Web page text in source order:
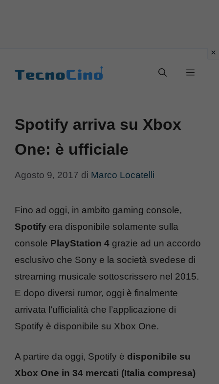
Menu
Spotify arriva su Xbox
One: è ufficiale
Agosto 9, 2017 di Marco Locatelli
Fino ad oggi, in ambito gaming console,
Spotify era disponibile solamente sulla
console PlayStation 4 grazie ad un accordo
esclusivo che Sony e la società svedese di
streaming musicale sottoscrissero nel 2015.
E dopo diversi rumor, oggi è finalmente
arrivata l’ufficialità che l’applicazione di
Spotify è disponibile su Xbox One.
A partire da oggi, Spotify è disponibile su
Xbox One in 34 mercati (Italia compresa)